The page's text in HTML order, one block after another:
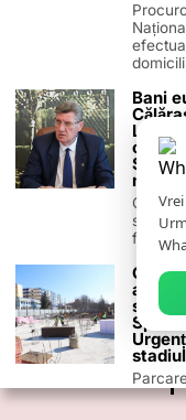
18 februarie 2026
Drumuri și Poduri
deschise circulației
TERMENI ȘI CONDIȚII
PUBLICITATE
2026-
Bani
Sud-
noi
să
arată